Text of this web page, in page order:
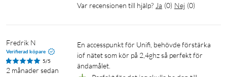
Var recensionen till hjälp? Ja (0) Nej (0)
Fredrik N
Verifierad köpare
5/5
2 månader sedan
En accesspunkt för Unifi, behövde förstärka
iof nätet som kör på 2,4ghz så perfekt för
ändamålet.